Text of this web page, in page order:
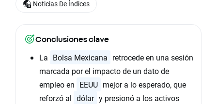
Conclusiones clave
La Bolsa Mexicana retrocede en una sesión
marcada por el impacto de un dato de
empleo en EEUU mejor a lo esperado, que
reforzó al dólar y presionó a los activos
Noticias De Índices